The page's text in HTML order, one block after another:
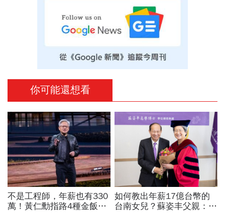
你可能還想看
不是工程師，年薪也有330
萬！黃仁勳指路4種金飯
如何教出年薪17億台幣的
台南女兒？蘇姿丰父親：她